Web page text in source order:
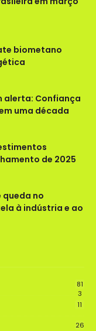
biometano
alerta: Confiança
uma década
de 2025
queda no
à indústria e ao
81
3
11
26